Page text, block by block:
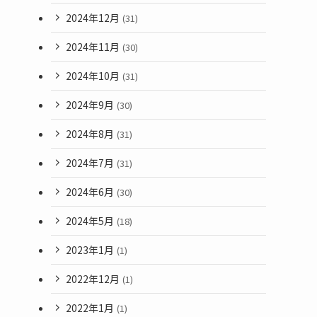
2024年12月 (31)
2024年11月 (30)
2024年10月 (31)
2024年9月 (30)
2024年8月 (31)
2024年7月 (31)
2024年6月 (30)
2024年5月 (18)
2023年1月 (1)
2022年12月 (1)
2022年1月 (1)